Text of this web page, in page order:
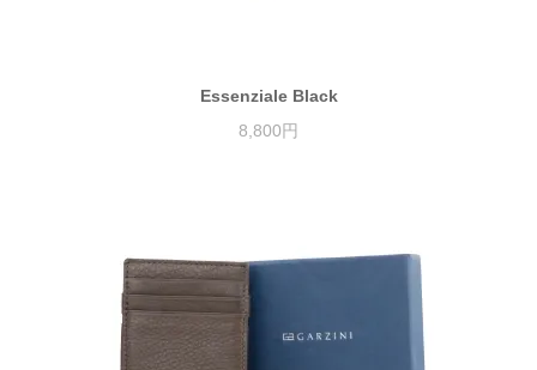
Essenziale Black
8,800円